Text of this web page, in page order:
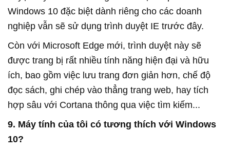
Windows 10 đặc biệt dành riêng cho các doanh
nghiệp vẫn sẽ sử dụng trình duyệt IE trước đây.
Còn với Microsoft Edge mới, trình duyệt này sẽ
được trang bị rất nhiều tính năng hiện đại và hữu
ích, bao gồm việc lưu trang đơn giản hơn, chế độ
đọc sách, ghi chép vào thẳng trang web, hay tích
hợp sâu với Cortana thông qua việc tìm kiếm...
9. Máy tính của tôi có tương thích với Windows
10?